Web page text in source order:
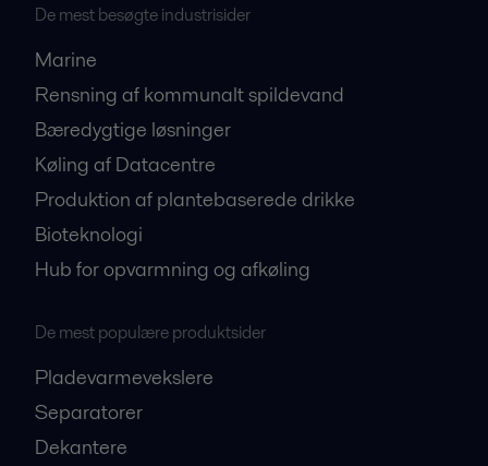
De mest besøgte industrisider
Marine
Rensning af kommunalt spildevand
Bæredygtige løsninger
Køling af Datacentre
Produktion af plantebaserede drikke
Bioteknologi
Hub for opvarmning og afkøling
De mest populære produktsider
Pladevarmevekslere
Separatorer
Dekantere